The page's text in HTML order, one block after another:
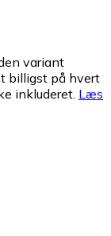
variant
billigst på hvert
inkluderet. Læs